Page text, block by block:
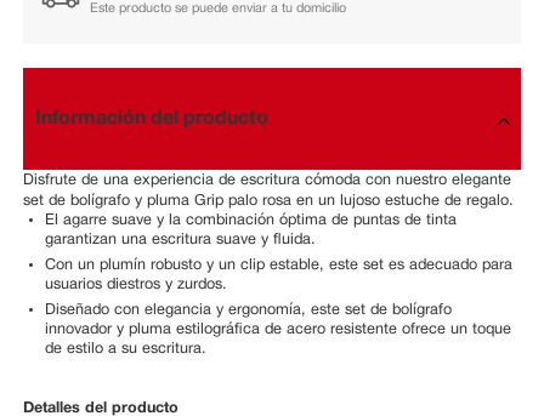
Este producto se puede enviar a tu domicilio
Información del producto
Disfrute de una experiencia de escritura cómoda con nuestro elegante
set de bolígrafo y pluma Grip palo rosa en un lujoso estuche de regalo.
El agarre suave y la combinación óptima de puntas de tinta
garantizan una escritura suave y fluida.
Con un plumín robusto y un clip estable, este set es adecuado para
usuarios diestros y zurdos.
Diseñado con elegancia y ergonomía, este set de bolígrafo
innovador y pluma estilográfica de acero resistente ofrece un toque
de estilo a su escritura.
Detalles del producto